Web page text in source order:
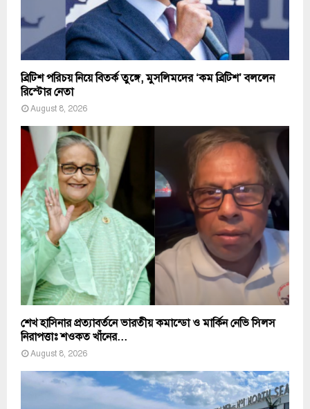
ব্রিটিশ পরিচয় নিয়ে বিতর্ক তুঙ্গে, মুসলিমদের ‘কম ব্রিটিশ’ বললেন
রিস্টোর নেতা
August 8, 2026
শেখ হাসিনার প্রত্যাবর্তনে ভারতীয় কমান্ডো ও মার্কিন নেভি সিলস
নিরাপত্তাঃ শওকত খাঁনের...
August 8, 2026